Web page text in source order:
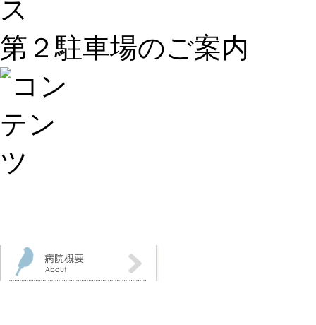
第２駐車場のご案内